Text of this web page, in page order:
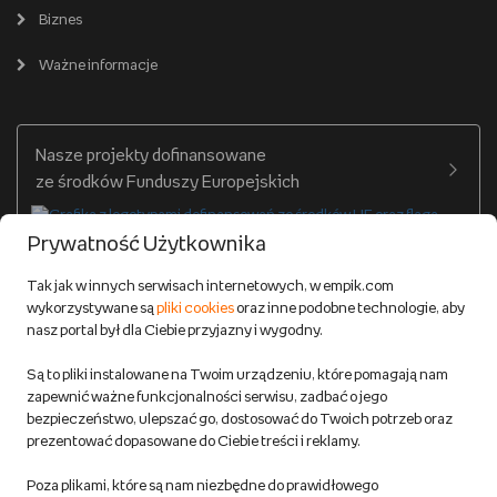
Empik Selfpublishing
Produkty cyfrowe
Biznes
Karty prezentowe
Zakupy hurtowe
Ważne informacje
Cennik dostawy
Zwroty
Reklamacje
Regulamin empik.com
Pozostałe Regulaminy Empiku
Do 100 zł na pierwsze zakupy w aplikacji. Pobierz i
korzystaj z kodów zniżkowych.Dowiedz się więcej
Nasze projekty dofinansowane
ze środków Funduszy Europejskich
Prywatność Użytkownika
Tak jak w innych serwisach internetowych, w empik.com
wykorzystywane sąpliki cookiesoraz inne podobne technologie, aby
nasz portal był dla Ciebie przyjazny i wygodny.
Są to pliki instalowane na Twoim urządzeniu, które pomagają nam
zapewnić ważne funkcjonalności serwisu, zadbać o jego
bezpieczeństwo, ulepszać go, dostosować do Twoich potrzeb oraz
prezentować dopasowane do Ciebie treści i reklamy.
Poza plikami, które są nam niezbędne do prawidłowego